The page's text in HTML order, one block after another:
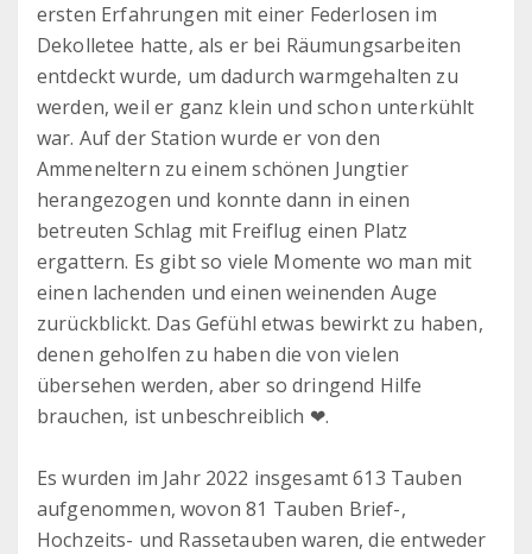
ersten Erfahrungen mit einer Federlosen im
Dekolletee hatte, als er bei Räumungsarbeiten
entdeckt wurde, um dadurch warmgehalten zu
werden, weil er ganz klein und schon unterkühlt
war. Auf der Station wurde er von den
Ammeneltern zu einem schönen Jungtier
herangezogen und konnte dann in einen
betreuten Schlag mit Freiflug einen Platz
ergattern. Es gibt so viele Momente wo man mit
einen lachenden und einen weinenden Auge
zurückblickt. Das Gefühl etwas bewirkt zu haben,
denen geholfen zu haben die von vielen
übersehen werden, aber so dringend Hilfe
brauchen, ist unbeschreiblich ❤.
Es wurden im Jahr 2022 insgesamt 613 Tauben
aufgenommen, wovon 81 Tauben Brief-,
Hochzeits- und Rassetauben waren, die entweder